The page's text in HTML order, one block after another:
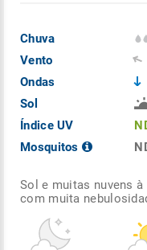
Chuva
Vento
Ondas
Sol
Índice UV
Mosquitos
Sol e muitas nuvens
com muita